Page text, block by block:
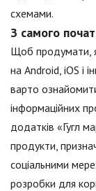
схемами.
З самого
Щоб продумати,
на Android, iOS і
варто
інформаційних
додатків «Гугл
продукти,
соціальними
розробки для